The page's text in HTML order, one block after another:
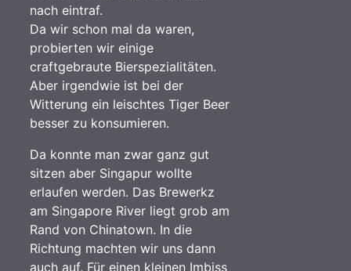
nach eintraf.
Da wir schon mal da waren,
probierten wir einige
craftgebraute Bierspezialitäten.
Aber irgendwie ist bei der
Witterung ein leischtes Tiger Beer
besser zu konsumieren.
Da konnte man zwar ganz gut
sitzen aber Singapur wollte
erlaufen werden. Das Brewerkz
am Singapore River liegt grob am
Rand von Chinatown. In die
Richtung machten wir uns dann
auch auf. Für einen kleinen Imbiss